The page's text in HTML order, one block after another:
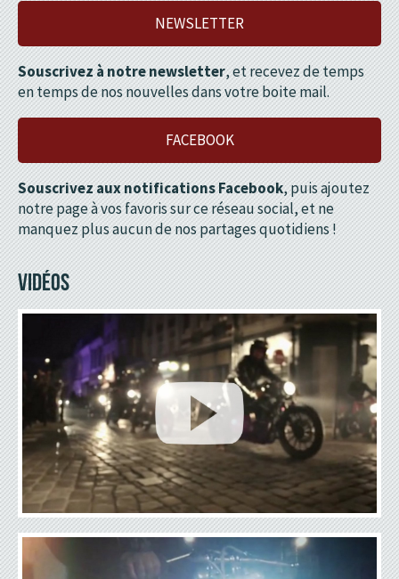
NEWSLETTER
Souscrivez à notre newsletter, et recevez de temps
en temps de nos nouvelles dans votre boite mail.
FACEBOOK
Souscrivez aux notifications Facebook, puis ajoutez
notre page à vos favoris sur ce réseau social, et ne
manquez plus aucun de nos partages quotidiens !
VIDÉOS